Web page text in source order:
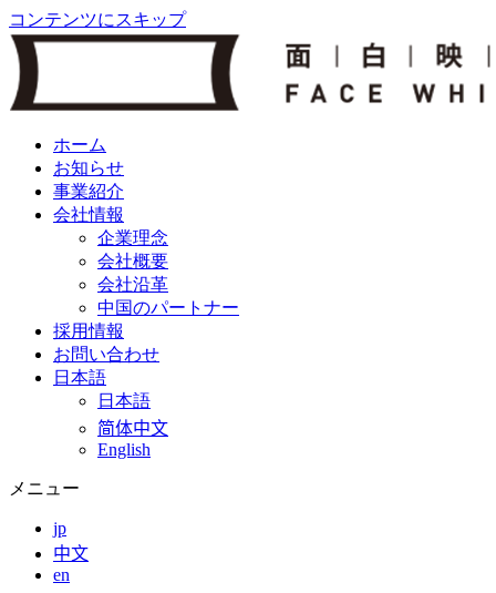
コンテンツにスキップ
ホーム
お知らせ
事業紹介
会社情報
企業理念
会社概要
会社沿革
中国のパートナー
採用情報
お問い合わせ
日本語
日本語
简体中文
English
メニュー
jp
中文
en